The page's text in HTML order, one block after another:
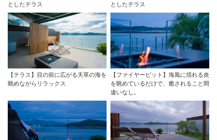
としたテラス
としたテラス
【テラス】目の前に広がる天草の海を
眺めながらリラックス
【ファイヤーピット】海風に揺れる炎
を眺めているだけで、癒されること間
違いなし。